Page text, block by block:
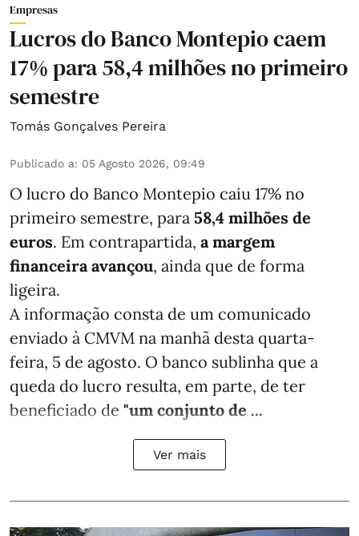
Empresas
Lucros do Banco Montepio caem
17% para 58,4 milhões no primeiro
semestre
Tomás Gonçalves Pereira
Publicado a: 05 Agosto 2026, 09:49
O lucro do Banco Montepio caiu 17% no
primeiro semestre, para 58,4 milhões de
euros. Em contrapartida, a margem
financeira avançou, ainda que de forma
ligeira.
A informação consta de um comunicado
enviado à CMVM na manhã desta quarta-
feira, 5 de agosto. O banco sublinha que a
queda do lucro resulta, em parte, de ter
beneficiado de "um conjunto de ...
Ver mais